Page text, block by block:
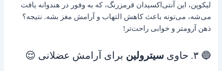
لیکوپن، این آنتی‌اکسیدان قرمز‌رنگ، که به وفور در هندوانه یافت
می‌شه، می‌تونه باعث کاهش التهاب و آرامش مغز بشه. نتیجه؟
ذهن آرومتر و خوابی راحت‌تر!
🔵 ۳. حاوی سیترولین برای آرامش عضلانی 😌